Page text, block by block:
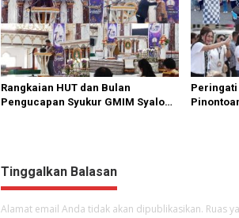
Rangkaian HUT dan Bulan
Pengucapan Syukur GMIM Syalom
Peringati
Tinggalkan Balasan
Alamat email Anda tidak akan dipublikasikan. Ruas